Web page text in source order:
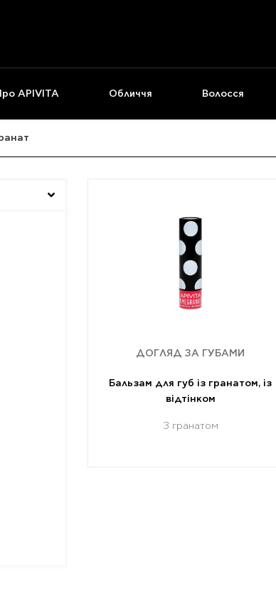
APIVITA Обличчя Волосся
ДОГЛЯД ЗА ГУБАМИ
Бальзам для губ із гранатом, із
відтінком
З гранатом